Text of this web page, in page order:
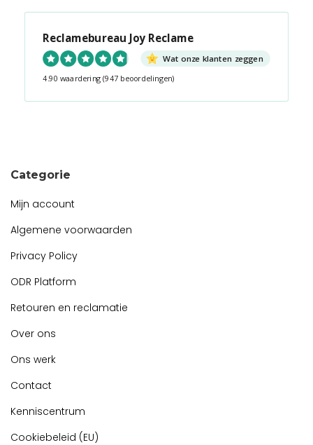
Reclamebureau Joy Reclame
Wat onze klanten zeggen
4.90 waardering (947 beoordelingen)
Categorie
Mijn account
Algemene voorwaarden
Privacy Policy
ODR Platform
Retouren en reclamatie
Over ons
Ons werk
Contact
Kenniscentrum
Cookiebeleid (EU)